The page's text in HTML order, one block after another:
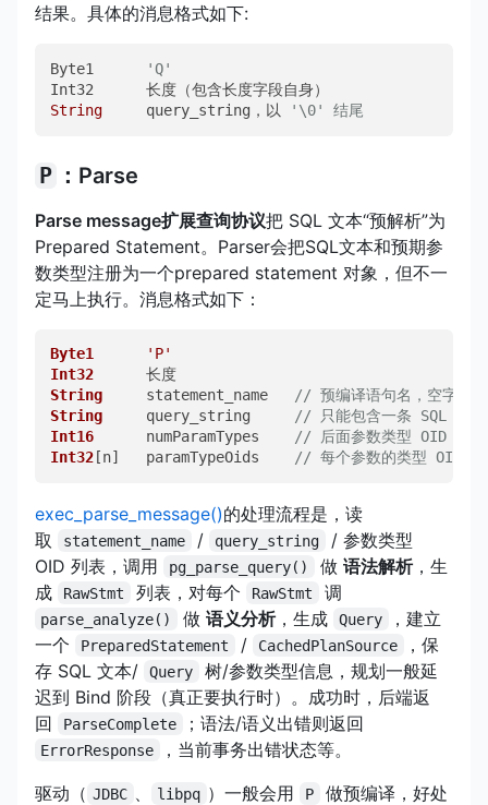
结果。具体的消息格式如下:
Byte1
'Q'
String
     query_string，以
'\0' 结尾
P ：Parse
Parse message扩展查询协议把 SQL 文本“预解析”为
Prepared Statement。Parser会把SQL文本和预期参
数类型注册为一个prepared statement 对象，但不一
定马上执行。消息格式如下：
Byte1
'P'
Int32
      长度
String
     statement_name
// 预编译语句名，空字符
String
     query_string
// 只能包含一条 SQL（多
Int16
      numParamTypes
// 后面参数类型 OID 的个
Int32[n]   paramTypeOids // 每个参数的类型 OID，
exec_parse_message()的处理流程是，读
取
statement_name / query_string
/ 参数类型
OID 列表，调用
pg_parse_query() 做 语法解析，生
成
RawStmt 列表，对每个 RawStmt 调
parse_analyze() 做 语义分析，生成 Query
，建立
一个
PreparedStatement / CachedPlanSource
，保
存 SQL 文本/
Query
树/参数类型信息，规划一般延
迟到 Bind 阶段（真正要执行时）。成功时，后端返
回
ParseComplete ；语法/语义出错则返回
ErrorResponse
，当前事务出错状态等。
驱动（ JDBC libpq ）一般会用 P
做预编译，好处